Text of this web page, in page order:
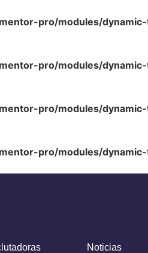
pro/modules/
pro/modules/
pro/modules/
pro/modules/
Noticias